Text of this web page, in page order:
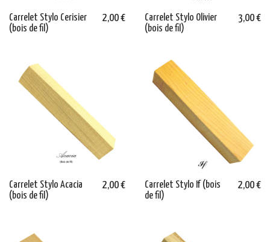
Carrelet Stylo Cerisier
(bois de fil)
2,00 €
Carrelet Stylo Olivier
(bois de fil)
3,00 €
Carrelet Stylo Acacia
(bois de fil)
2,00 €
Carrelet Stylo If (bois
de fil)
2,00 €